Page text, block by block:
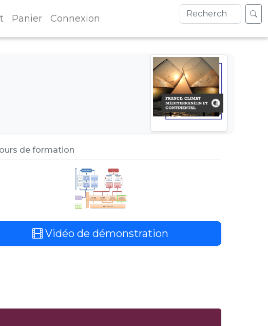
Panier Connexion
de formation
Vidéo de démonstration